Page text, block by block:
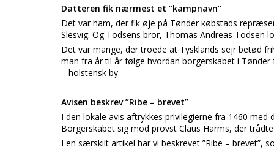
Datteren fik nærmest et ”kampnavn”
Det var ham, der fik øje på Tønder købstads
Slesvig. Og Todsens bror, Thomas Andreas Todsen
Det var mange, der troede at Tysklands sejr betød
man fra år til år følge hvordan borgerskabet i
– holstensk by.
Avisen beskrev ”Ribe – brevet”
I den lokale avis aftrykkes privilegierne fra 1460 med
Borgerskabet sig mod provst Claus Harms, der
I en særskilt artikel har vi beskrevet ”Ribe – brevet”,